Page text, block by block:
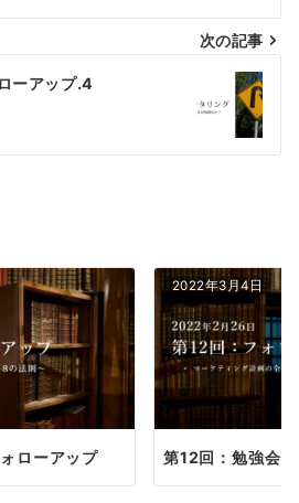
次の記事
ーアップ.4
ローアップ
2022年3月4日
第12回：勉強会